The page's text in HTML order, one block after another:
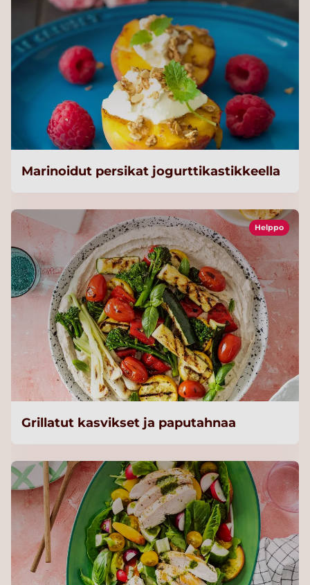
Marinoidut persikat jogurttikastikkeella
Helppo
Grillatut kasvikset ja paputahnaa